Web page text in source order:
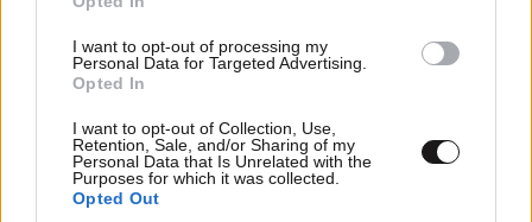
I want to opt-out of processing my
Personal Data for Targeted Advertising.
Opted In
I want to opt-out of Collection, Use,
Retention, Sale, and/or Sharing of my
Personal Data that Is Unrelated with the
Purposes for which it was collected.
Opted Out